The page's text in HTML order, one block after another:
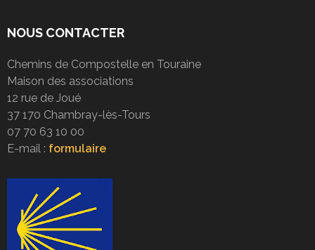
NOUS CONTACTER
Chemins de Compostelle en Touraine
Maison des associations
12 rue de Joué
37 170 Chambray-lès-Tours
07 70 63 10 00
E-mail : formulaire